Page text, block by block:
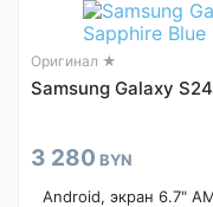
Оригинал ★
Samsung Galaxy
3 280 BYN
Android, экран 6.7"